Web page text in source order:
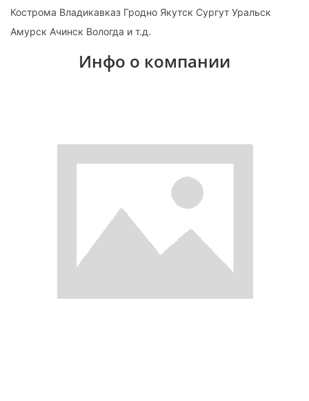
Кострома Владикавказ Гродно Якутск Сургут Уральск
Амурск Ачинск Вологда и т.д.
Инфо о компании